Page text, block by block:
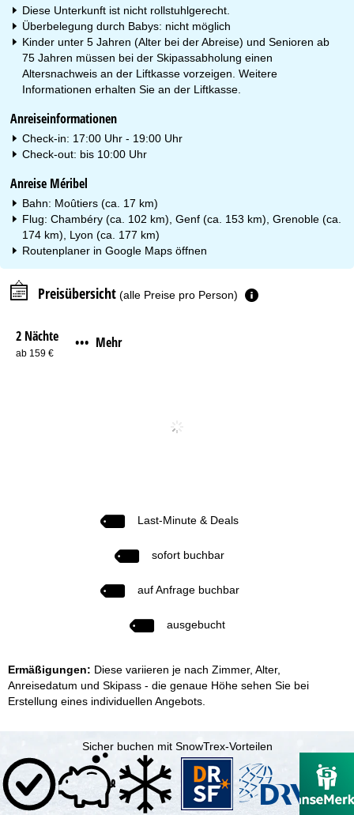
Diese Unterkunft ist nicht rollstuhlgerecht.
Überbelegung durch Babys: nicht möglich
Kinder unter 5 Jahren (Alter bei der Abreise) und Senioren ab
75 Jahren müssen bei der Skipassabholung einen
Altersnachweis an der Liftkasse vorzeigen. Weitere
Informationen erhalten Sie an der Liftkasse.
Anreiseinformationen
Check-in: 17:00 Uhr - 19:00 Uhr
Check-out: bis 10:00 Uhr
Anreise Méribel
Bahn: Moûtiers (ca. 17 km)
Flug: Chambéry (ca. 102 km), Genf (ca. 153 km), Grenoble (ca.
174 km), Lyon (ca. 177 km)
Routenplaner inGoogle Maps öffnen
Preisübersicht (alle Preise pro Person)
2 Nächte
ab 159 €
••• Mehr
Last-Minute & Deals
sofort buchbar
auf Anfrage buchbar
ausgebucht
Ermäßigungen: Diese variieren je nach Zimmer, Alter,
Anreisedatum und Skipass - die genaue Höhe sehen Sie bei
Erstellung eines individuellen Angebots.
Sicher buchen mit SnowTrex-Vorteilen